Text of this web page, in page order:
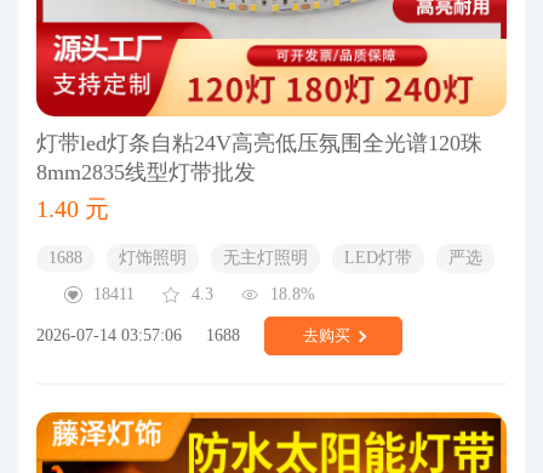
灯带led灯条自粘24V高亮低压氛围全光谱120珠
8mm2835线型灯带批发
1.40 元
1688 灯饰照明 无主灯照明 LED灯带
严选
18411
4.3 18.8%
2026-07-14 03:57:06 1688 去购买